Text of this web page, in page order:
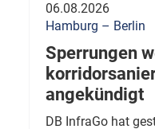
06.08.2026
Hamburg – Berlin
Sperrungen
angekündigt
DB InfraGo hat